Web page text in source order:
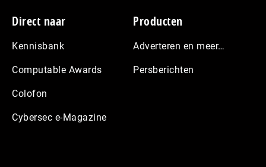
Footer
Direct naar
Kennisbank
Computable Awards
Colofon
Cybersec e-Magazine
Producten
Adverteren en meer…
Persberichten